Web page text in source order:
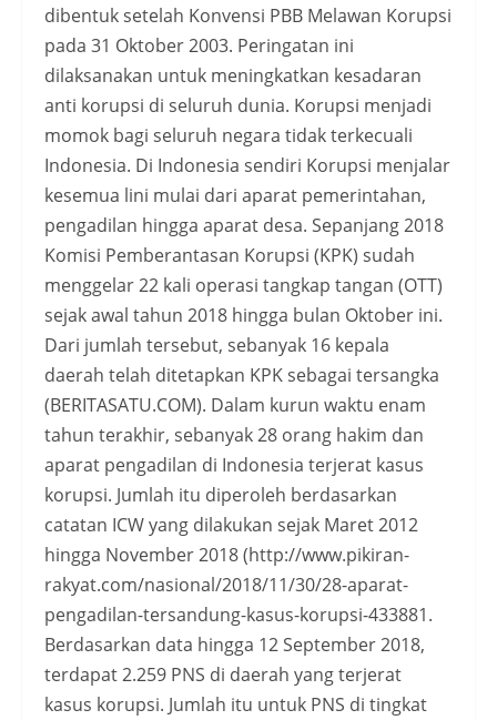
dibentuk setelah Konvensi PBB Melawan Korupsi
pada 31 Oktober 2003. Peringatan ini
dilaksanakan untuk meningkatkan kesadaran
anti korupsi di seluruh dunia. Korupsi menjadi
momok bagi seluruh negara tidak terkecuali
Indonesia. Di Indonesia sendiri Korupsi menjalar
kesemua lini mulai dari aparat pemerintahan,
pengadilan hingga aparat desa. Sepanjang 2018
Komisi Pemberantasan Korupsi (KPK) sudah
menggelar 22 kali operasi tangkap tangan (OTT)
sejak awal tahun 2018 hingga bulan Oktober ini.
Dari jumlah tersebut, sebanyak 16 kepala
daerah telah ditetapkan KPK sebagai tersangka
(BERITASATU.COM). Dalam kurun waktu enam
tahun terakhir, sebanyak 28 orang hakim dan
aparat pengadilan di Indonesia terjerat kasus
korupsi. Jumlah itu diperoleh berdasarkan
catatan ICW yang dilakukan sejak Maret 2012
hingga November 2018 (http://www.pikiran-
rakyat.com/nasional/2018/11/30/28-aparat-
pengadilan-tersandung-kasus-korupsi-433881.
Berdasarkan data hingga 12 September 2018,
terdapat 2.259 PNS di daerah yang terjerat
kasus korupsi. Jumlah itu untuk PNS di tingkat